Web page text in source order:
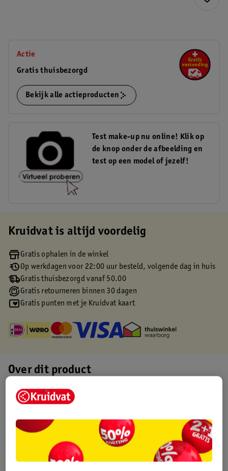
Actie
Gratis thuisbezorgd
Bekijk alle actieproducten
Test make-up nu online! Klik op
de knop onder de afbeelding en
test op een model of jezelf!
Kruidvat is altijd voordelig
Gratis ophalen in de winkel
Op werkdagen voor 22:00 uur besteld, volgende dag in huis
Gratis thuisbezorgd vanaf 50.00
Gratis retourneren binnen 30 dagen
Gratis punten met je Kruidvat kaart
Over dit product
Productinformatie
Etiketinformatie
Nature Impact Score